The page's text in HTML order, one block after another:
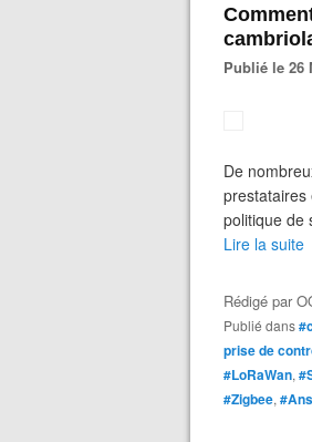
Publié le 26
De
prestataires
politique de
Lire la suite
Rédigé par
Publié dans
prise de
#LoRaWan,
#Zigbee,